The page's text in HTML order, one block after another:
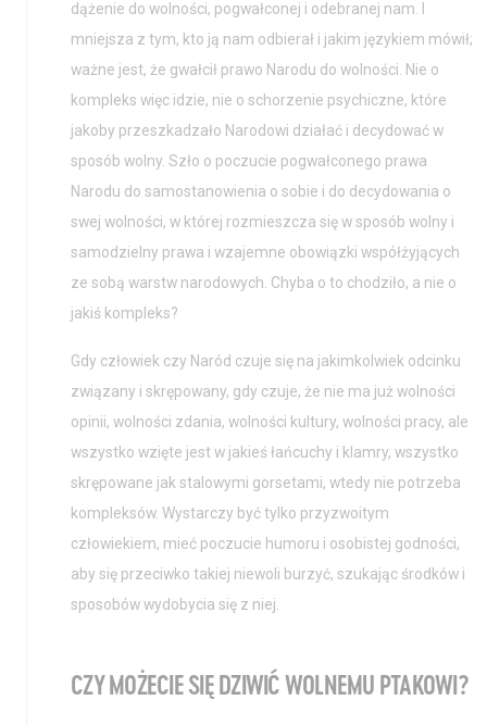
dążenie do wolności, pogwałconej i odebranej nam. I
mniejsza z tym, kto ją nam odbierał i jakim językiem mówił;
ważne jest, że gwałcił prawo Narodu do wolności. Nie o
kompleks więc idzie, nie o schorzenie psychiczne, które
jakoby przeszkadzało Narodowi działać i decydować w
sposób wolny. Szło o poczucie pogwałconego prawa
Narodu do samostanowienia o sobie i do decydowania o
swej wolności, w której rozmieszcza się w sposób wolny i
samodzielny prawa i wzajemne obowiązki współżyjących
ze sobą warstw narodowych. Chyba o to chodziło, a nie o
jakiś kompleks?
Gdy człowiek czy Naród czuje się na jakimkolwiek odcinku
związany i skrępowany, gdy czuje, że nie ma już wolności
opinii, wolności zdania, wolności kultury, wolności pracy, ale
wszystko wzięte jest w jakieś łańcuchy i klamry, wszystko
skrępowane jak stalowymi gorsetami, wtedy nie potrzeba
kompleksów. Wystarczy być tylko przyzwoitym
człowiekiem, mieć poczucie humoru i osobistej godności,
aby się przeciwko takiej niewoli burzyć, szukając środków i
sposobów wydobycia się z niej.
CZY MOŻECIE SIĘ DZIWIĆ WOLNEMU PTAKOWI?